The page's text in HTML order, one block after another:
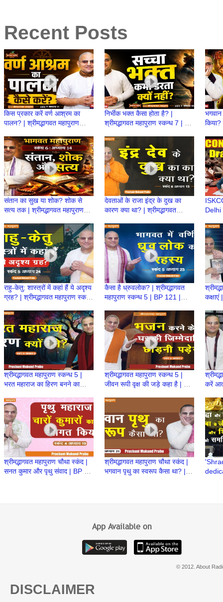
Recent Posts
किस प्रकार करें वर्ण आश्रम का
पालन? | श्रीमद्भागवत महापुराण
Mukund Prabhu
निर्भीक भक्त कैसा होता है? |
श्रीमद्भागवत महापुराण स्कन्ध 7 | BP
Prabhu
किया?
संतान का सुख या शोक? शोक से
सत्य तक | श्रीमद्भागवत महापुराण
Prabhu
देवताओं के राजा इंद्र के दुख का
कारण क्या था? | श्रीमद्भागवत
Delhi
राहु-केतु: शास्त्रों में कहां हैं ये अदृश्य
ग्रह? | श्रीमद्भागवत महापुराण स्कन्ध
कैसा है ध्रुवलोक? | श्रीमद्भागवत
महापुराण स्कन्ध 5 | BP 121 |
कक्षाएं
श्रीमद्भागवत महापुराण स्कन्ध 5 |
भरत महाराज का हिरण बनने का
Mukund Prabhu
श्रीमद्भागवत महापुराण स्कन्ध 5 |
जीवन रूपी वृक्ष की जड़े कहा है | BP
Prabhu
करें
श्रीमद्भागवत महापुराण चौथा स्कंद |
सनत कुमार और पृथु संवाद | BP 89
श्रीमद्भागवत महापुराण चौथा स्कंद |
भगवान पृथु का स्वरूप कैसा था? |
App Available on
© 2012. About
DISCLAIMER